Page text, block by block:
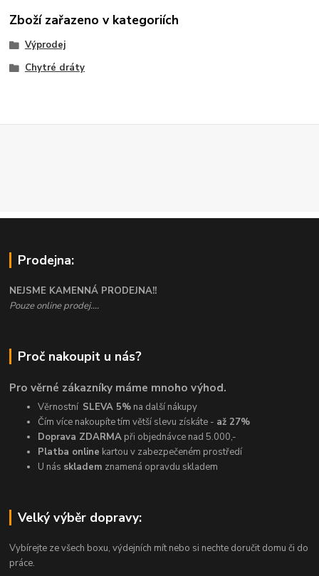
Zboží zařazeno v kategoriích
Výprodej
Chytré dráty
Prodejna:
NEJSME KAMENNÁ PRODEJNA!!
Pouze online prodej....
Proč nakoupit u nás?
Pro věrné zákazníky máme mnoho výhod.
Věrnostní SLEVA 5% na další nákupy
Čím více nakoupíte tím větší slevu získáte - až 27%
Doprava ZDARMA při objednávce nad 5.000,-
Platba online kartou v zabezpečeném prostředí
U nás skladem znamená opravdu skladem
Velký výběr dopravy:
Vybírejte ze všech boxu, výdejních mít nebo si nechte doručit domu či do
práce.